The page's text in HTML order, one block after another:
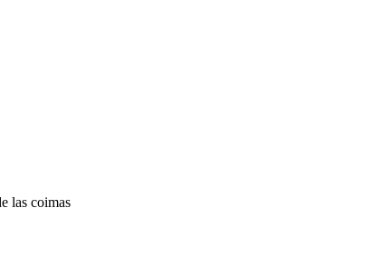
las coimas